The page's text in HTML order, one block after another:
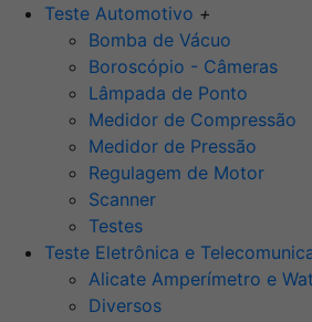
Teste Automotivo +
Bomba de Vácuo
Boroscópio - Câmeras
Lâmpada de Ponto
Medidor de Compressão
Medidor de Pressão
Regulagem de Motor
Scanner
Testes
Teste Eletrônica e
Alicate Amperímetro e
Diversos